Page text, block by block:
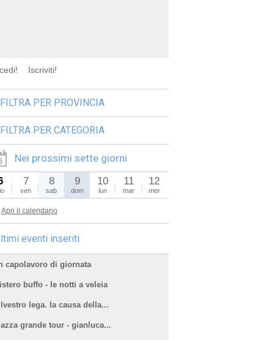
Iscriviti!
FILTRA PER PROVINCIA
FILTRA PER CATEGORIA
Nei prossimi sette giorni
7
ven
8
sab
9
dom
10
lun
11
mar
12
mer
Apri il calendario
eventi inseriti
capolavoro di giornata
buffo - le notti a veleia
lega. la causa della...
grande tour - gianluca...